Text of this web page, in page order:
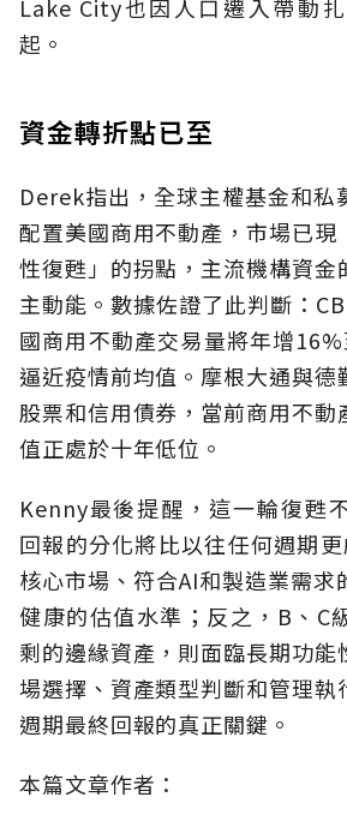
Lake City也因人口遷入帶動
起。
資金轉折點已至
Derek指出，全球主權基金和私
配置美國商用不動產，市場已現
性復甦」的拐點，主流機構資金
主動能。數據佐證了此判斷：
國商用不動產交易量將年增
逼近疫情前均值。摩根大通與德
股票和信用債券，當前商用不動
值正處於十年低位。
Kenny最後提醒，這一輪復甦
回報的分化將比以往任何週期更
核心市場、符合AI和製造業需求
健康的估值水準；反之，B、C
剩的邊緣資產，則面臨長期功能
場選擇、資產類型判斷和管理執
週期最終回報的真正關鍵。
本篇文章作者：